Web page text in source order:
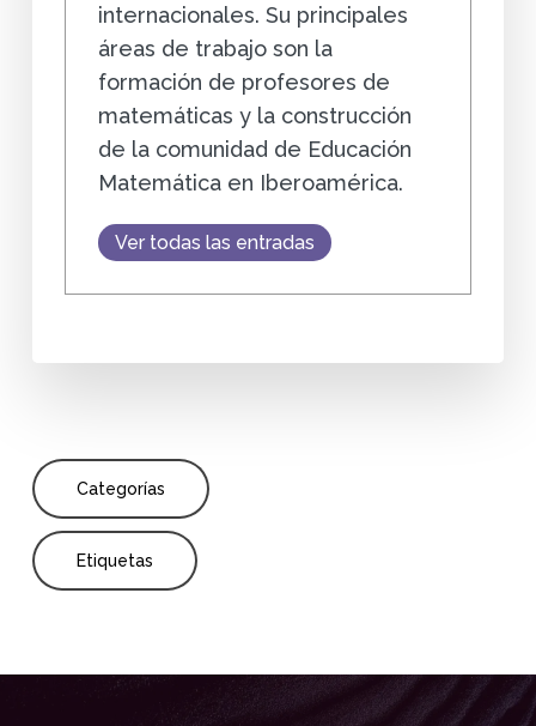
internacionales. Su principales
áreas de trabajo son la
formación de profesores de
matemáticas y la construcción
de la comunidad de Educación
Matemática en Iberoamérica.
Ver todas las entradas
Categorías
Etiquetas